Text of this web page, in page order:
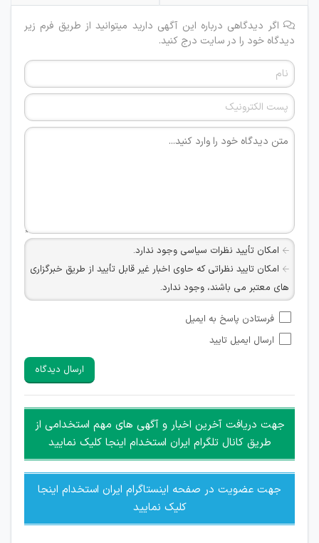
اگر دیدگاهی درباره این آگهی دارید میتوانید از طریق فرم زیر
دیدگاه خود را در سایت درج کنید.
امکان تأیید نظرات سیاسی وجود ندارد.
امکان تایید نظراتی که حاوی اخبار غیر قابل تأیید از طریق خبرگزاری
های معتبر می باشند، وجود ندارد.
شبکه های مجازی ارتباطی می باشند وجود ندارد.
امکان تأیید نظرات کاربرانی که به هر طریقی قصد مأیوس کردن
هرگونه تحریک، تحقیر و کنایه به سایر افراد (مسئول و غیر مسئول)
غیر مجاز می باشد.
امکان هماهنگی برای هرگونه ملاقات حضوری چه به صورت دسته
جمعی و چه فردی توسط کاربران سایت وجود ندارد.
فرستادن پاسخ به ایمیل
ارسال ایمیل تایید
ارسال دیدگاه
جهت دریافت آخرین اخبار و آگهی های مهم استخدامی از
طریق کانال تلگرام ایران استخدام اینجا کلیک نمایید
جهت عضویت در صفحه اینستاگرام ایران استخدام اینجا
کلیک نمایید